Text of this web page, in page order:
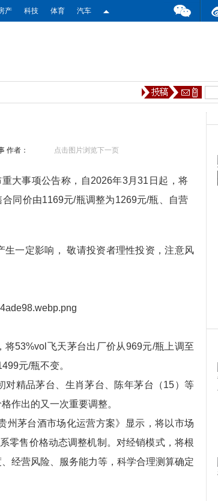
产 科技 体育 汽车
作者： 点击图片浏览下一页
大事项公告称，自2026年3月31日起，将
同价由1169元/瓶调整为1269元/瓶、自营
一定影响， 敬请投资者理性投资，注意风
53%vol飞天茅台出厂价从969元/瓶上调至
元/瓶不变。
对精品茅台、生肖茅台、陈年茅台（15）等
作出的又一次重要调整。
州茅台酒市场化运营方案》显示，将以市场
零售价格动态调整机制。对经销模式，将根
经营风险、服务能力等，科学合理测算确定